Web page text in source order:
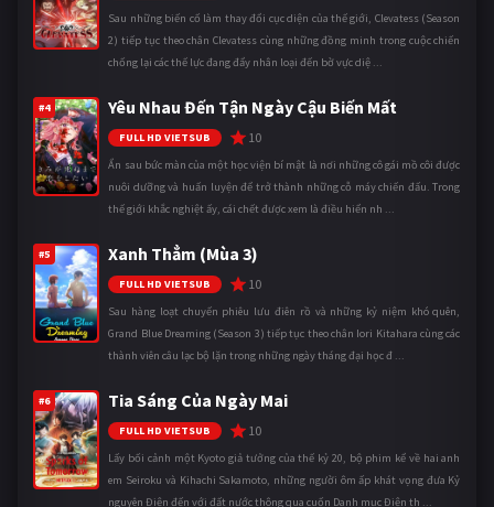
Sau những biến cố làm thay đổi cục diện của thế giới, Clevatess (Season
2) tiếp tục theo chân Clevatess cùng những đồng minh trong cuộc chiến
chống lại các thế lực đang đẩy nhân loại đến bờ vực diệ ...
#4 Yêu Nhau Đến Tận Ngày Cậu Biến Mất
FULL HD VIETSUB 10
Ẩn sau bức màn của một học viện bí mật là nơi những cô gái mồ côi được
nuôi dưỡng và huấn luyện để trở thành những cỗ máy chiến đấu. Trong
thế giới khắc nghiệt ấy, cái chết được xem là điều hiển nh ...
#5 Xanh Thẳm (Mùa 3)
FULL HD VIETSUB 10
Sau hàng loạt chuyến phiêu lưu điên rồ và những kỷ niệm khó quên,
Grand Blue Dreaming (Season 3) tiếp tục theo chân Iori Kitahara cùng các
thành viên câu lạc bộ lặn trong những ngày tháng đại học đ ...
#6 Tia Sáng Của Ngày Mai
FULL HD VIETSUB 10
Lấy bối cảnh một Kyoto giả tưởng của thế kỷ 20, bộ phim kể về hai anh
em Seiroku và Kihachi Sakamoto, những người ôm ấp khát vọng đưa Kỷ
nguyên Điện đến với đất nước thông qua cuốn Danh mục Điện th ...